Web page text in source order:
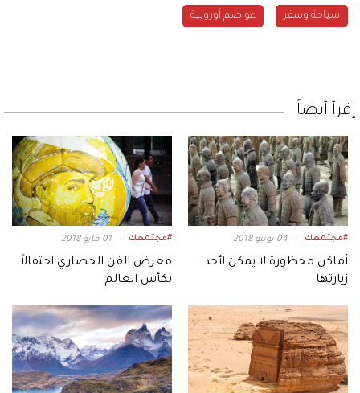
سياحة وسفر عواصم أوروبية
إقرأ أيضاً
#مجتمعك 04 يونيو 2018
أماكن محظورة لا يمكن لأحد
زيارتها
#مجتمعك 01 مايو 2018
معرض الفن الحضاري احتفالاً
بكأس العالم